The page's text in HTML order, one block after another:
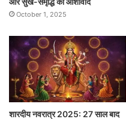
October 1, 2025
शारदीय नवरात्र 2025: 27 साल बाद